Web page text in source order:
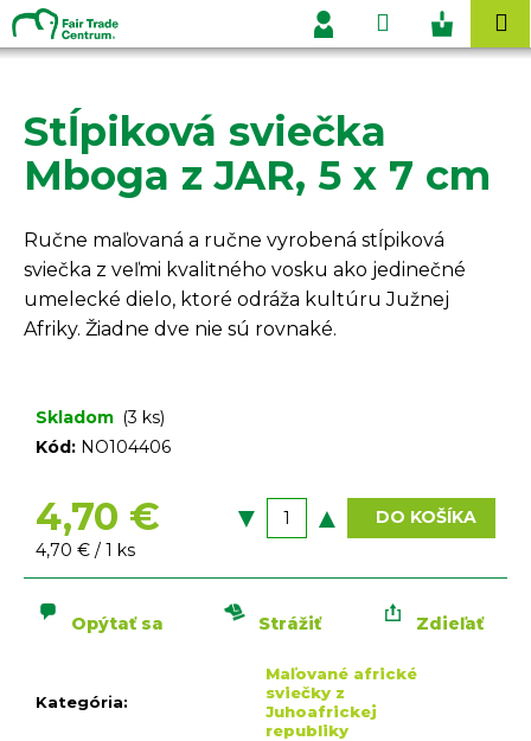
Prejsť
na
obsah
Hľadať
Prihlásenie
Stĺpiková sviečka
Mboga z JAR, 5 x 7 cm
Ručne maľovaná a ručne vyrobená stĺpiková
sviečka z veľmi kvalitného vosku ako jedinečné
umelecké dielo, ktoré odráža kultúru Južnej
Afriky. Žiadne dve nie sú rovnaké.
Skladom (3 ks)
Kód: NO104406
4,70 €
Jednotková
cena:
4,70 € / 1 ks
DO KOŠÍKA
Kategória:
Maľované africké
sviečky z
Juhoafrickej
republiky
Opýtať sa Strážiť Zdieľať
K
o
Späť
Späť
Č
o
p
o
t
r
e
b
e
e
n
á